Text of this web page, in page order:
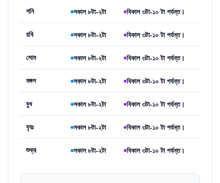
শনি সকাল ৮টা-২টা বিকাল ৩টা-১০ টা পর্যন্ত।
রবি সকাল ৮টা-২টা বিকাল ৩টা-১০ টা পর্যন্ত।
সোম সকাল ৮টা-২টা বিকাল ৩টা-১০ টা পর্যন্ত।
মঙ্গল সকাল ৮টা-২টা বিকাল ৩টা-১০ টা পর্যন্ত।
বুধ সকাল ৮টা-২টা বিকাল ৩টা-১০ টা পর্যন্ত।
বৃহঃ সকাল ৮টা-২টা বিকাল ৩টা-১০ টা পর্যন্ত।
শুক্র সকাল ৮টা-২টা বিকাল ৩টা-১০ টা পর্যন্ত।